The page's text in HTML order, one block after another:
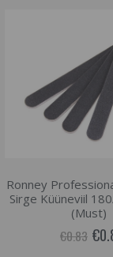
Ronney
Sirge Küüneviil
(Must)
€0.83